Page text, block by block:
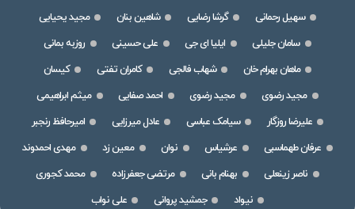
سهیل رحمانی
گرشا رضایی شاهین بنان
مجید یحیایی
سامان جلیلی
ایلیا ای جی علی حسینی
روزبه بمانی
ماهان بهرام خان
شهاب فالجی کامران تفتی
کیسان
مجید رضوی
مجید رضوی احمد صفایی
میثم ابراهیمی
علیرضا روزگار
سیامک عباسی عادل میرزایی
امیرحافظ رنجبر
عرفان طهماسبی
عرشیاس نوان معین زد
مهدی احمدوند
ناصر زینعلی
بهنام بانی مرتضی جعفرزاده
محمد کجوری
نیواد
جمشید پروانی علی نواب